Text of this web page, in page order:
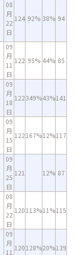
08
月
22
日
124 92% 38% 94
09
月
11
日
122 95% 44% 85
09
月
18
日
122349%43%141
09
月
15
日
122167%12%117
09
月
25
日
121 12% 87
08
月
22
日
120113%11%115
09
月
11
120128%20%139